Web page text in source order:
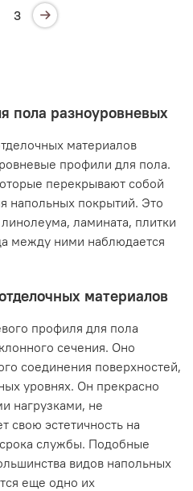
3
пола разноуровневых
материалов
профили для пола.
перекрывают собой
напольных покрытий. Это
ламината, плитки
между ними наблюдается
материалов
профиля для пола
сечения. Оно
соединения поверхностей,
уровнях. Он прекрасно
нагрузками, не
свою эстетичность на
службы. Подобные
видов напольных
еще одно их